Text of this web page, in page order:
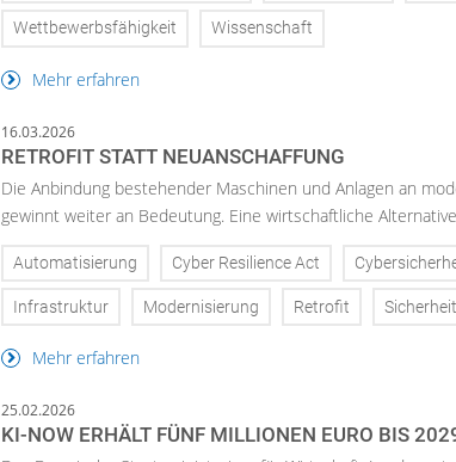
Wettbewerbsfähigkeit Wissenschaft
Mehr erfahren
16.03.2026
RETROFIT STATT NEUANSCHAFFUNG
Die Anbindung bestehender Maschinen und Anlagen an
gewinnt weiter an Bedeutung. Eine wirtschaftliche
Automatisierung Cyber Resilience Act
Infrastruktur Modernisierung Retrofit
Mehr erfahren
25.02.2026
KI-NOW ERHÄLT FÜNF MILLIONEN EURO BIS